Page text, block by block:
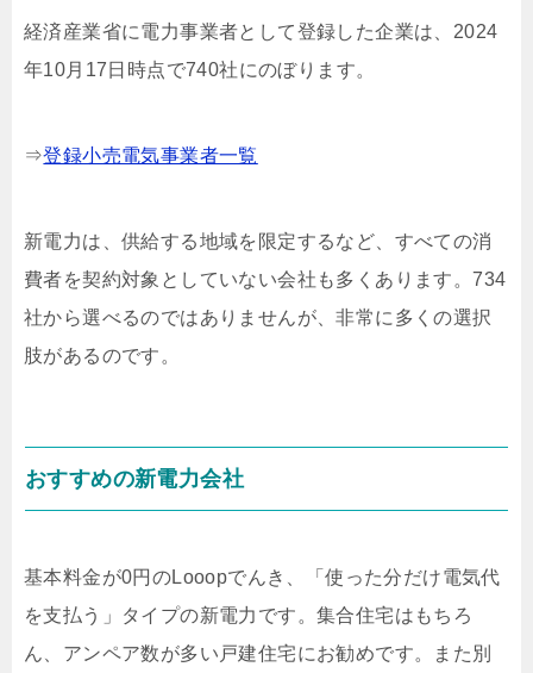
経済産業省に電力事業者として登録した企業は、2024
年10月17日時点で740社にのぼります。
⇒登録小売電気事業者一覧
新電力は、供給する地域を限定するなど、すべての消
費者を契約対象としていない会社も多くあります。734
社から選べるのではありませんが、非常に多くの選択
肢があるのです。
おすすめの新電力会社
基本料金が0円のLooopでんき、「使った分だけ電気代
を支払う」タイプの新電力です。集合住宅はもちろ
ん、アンペア数が多い戸建住宅にお勧めです。また別